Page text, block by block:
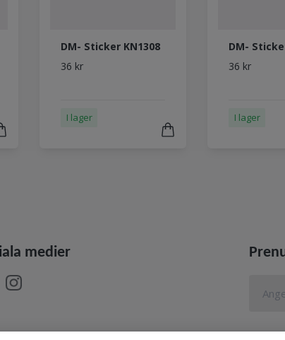
DM- Sticker KN1308
36 kr
I lager
DM-
36 kr
I lager
medier